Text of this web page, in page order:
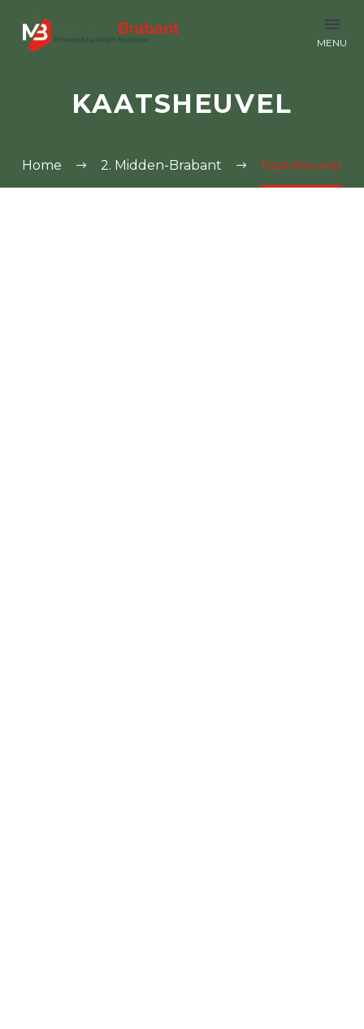
KAATSHEUVEL
Home 2. Midden-Brabant Kaatsheuvel